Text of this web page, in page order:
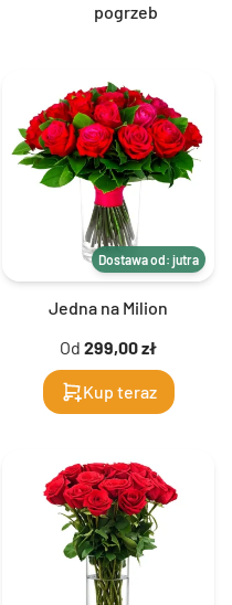
pogrzeb
Dostawa od: jutra
Jedna na Milion
Od 299,00 zł
Kup teraz